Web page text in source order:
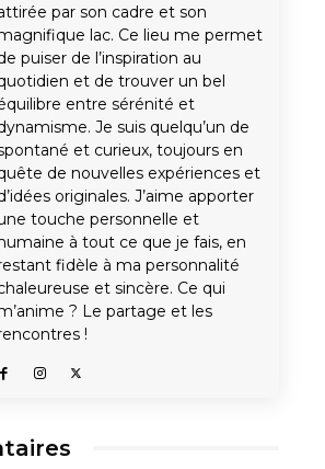
par son cadre et son
lac. Ce lieu me permet
puiser de l’inspiration au
et de trouver un bel
entre sérénité et
Je suis quelqu’un de
et curieux, toujours en
de nouvelles expériences et
originales. J’aime apporter
touche personnelle et
à tout ce que je fais, en
fidèle à ma personnalité
et sincère. Ce qui
? Le partage et les
!